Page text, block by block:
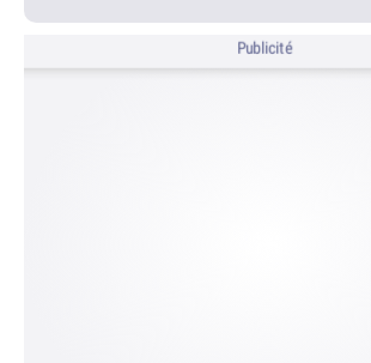
Publicité